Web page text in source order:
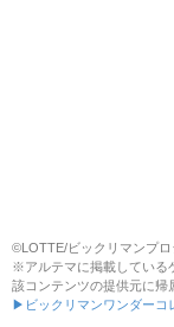
©LOTTE/ビックリマンプ
※アルテマに掲載している
該コンテンツの提供元に帰
▶ビックリマンワンダーコ